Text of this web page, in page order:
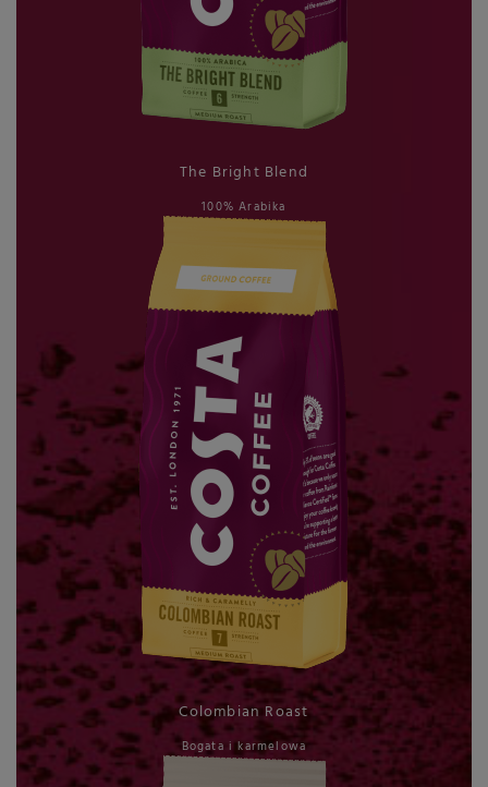
The Bright Blend
100% Arabika
Colombian Roast
Bogata i karmelowa